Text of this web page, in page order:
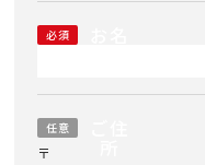
必須
任意
〒